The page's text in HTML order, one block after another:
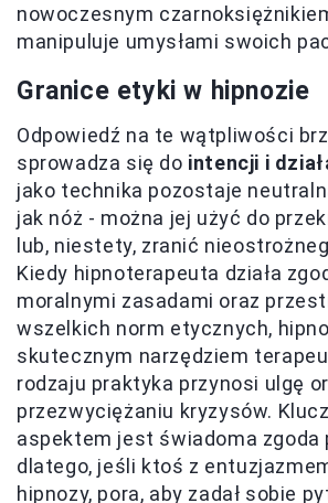
nowoczesnym
manipuluje umysłami swoich
Granice etyki w hipnozie
Odpowiedź na te wątpliwości
sprowadza się do intencji i
jako technika pozostaje
jak nóż - można jej użyć do
lub, niestety, zranić
Kiedy hipnoterapeuta działa
moralnymi zasadami oraz
wszelkich norm etycznych,
skutecznym narzędziem
rodzaju praktyka przynosi ulgę
przezwyciężaniu kryzysów.
aspektem jest świadoma zgoda
dlatego, jeśli ktoś z
hipnozy, pora, aby zadał sobie